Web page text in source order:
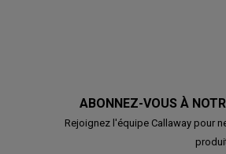
ABONNEZ-VOUS À
Rejoignez l'équipe Callaway pour